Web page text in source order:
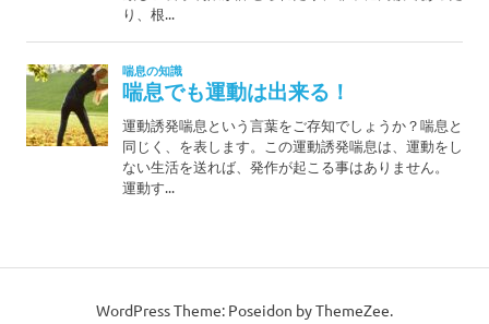
WordPress Theme: Poseidon by ThemeZee.